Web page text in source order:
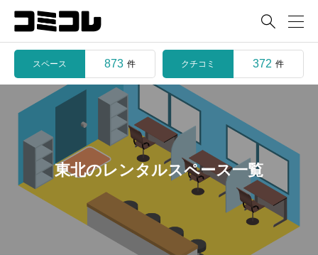

スペース 873 件 クチコミ 372 件
東北のレンタルスペース一覧